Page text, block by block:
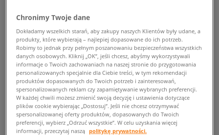
Chronimy Twoje dane
Dokładamy wszelkich starań, aby zakupy naszych Klientów były udane, a
produkty, które wybierają – najlepiej dopasowane do ich potrzeb.
Robimy to jednak przy pełnym poszanowaniu bezpieczeństwa wszystkich
danych osobowych. Kliknij „OK”, jeśli chcesz, abyśmy wykorzystywali
informacje o Twoich zachowaniach na naszej stronie do przygotowania
personalizowanych specjalnie dla Ciebie treści, w tym rekomendacji
produktów dopasowanych do Twoich potrzeb i zainteresowań,
spersonalizowanych reklam czy zapamiętywanie wybranych preferencji.
W każdej chwili możesz zmienić swoją decyzję i ustawienia dotyczące
plików cookie wybierając „Dostosuj”. Jeśli nie chcesz otrzymywać
spersonalizowanej oferty produktów, dopasowanych do Twoich
preferencji, wybierz „Odrzuć wszystkie”. W celu uzyskania więcej
informacji, przeczytaj naszą politykę prywatności.